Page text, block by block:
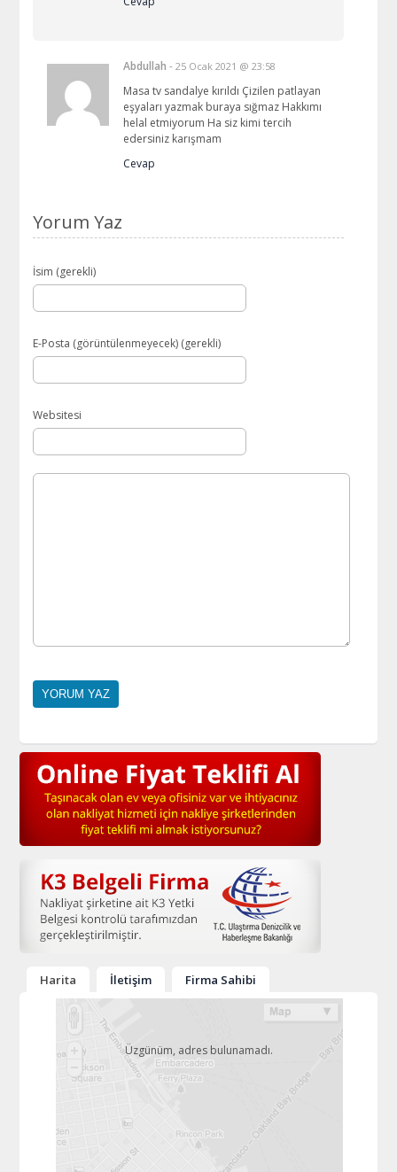
Abdullah -25 Ocak 2021 @ 23:58
Masa tv sandalye kırıldı Çizilen patlayan
eşyaları yazmak buraya sığmaz Hakkımı
helal etmiyorum Ha siz kimi tercih
edersiniz karışmam
Cevap
Yorum Yaz
İsim (gerekli)
E-Posta (görüntülenmeyecek) (gerekli)
Websitesi
Harita İletişim Firma Sahibi
Üzgünüm, adres bulunamadı.